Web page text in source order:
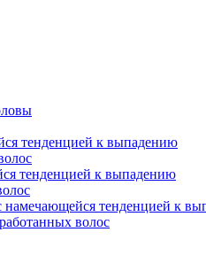
тенденцией к выпадению
тенденцией к выпадению
намечающейся тенденцией к
волос